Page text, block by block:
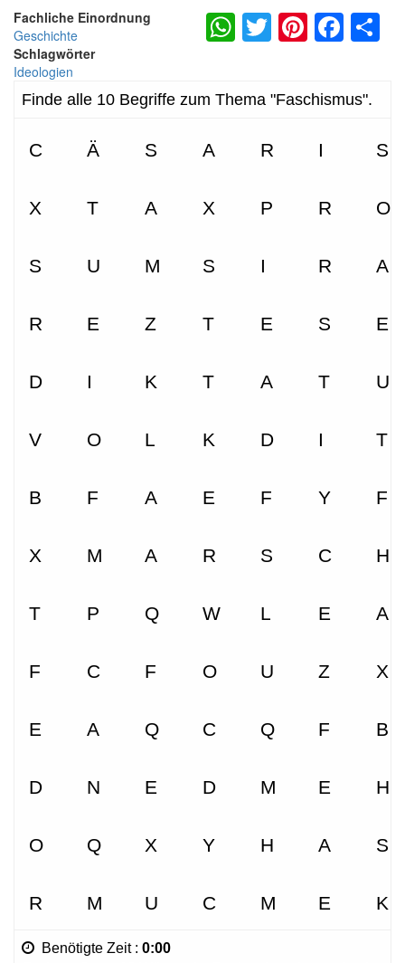
Fachliche Einordnung
Geschichte
Schlagwörter
Ideologien
WhatsApp
Twitter